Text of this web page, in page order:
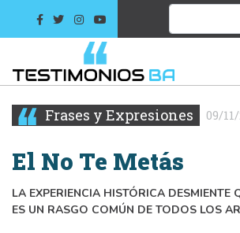
Frases y Expresiones 09/
El No Te Metás
LA EXPERIENCIA HISTÓRICA DESMIENTE
ES UN RASGO COMÚN DE TODOS LOS